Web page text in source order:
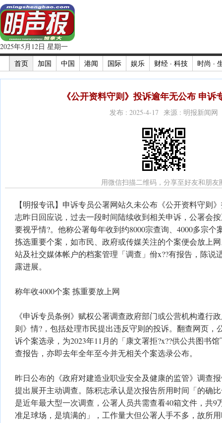
2025年5月12日 星期一
首页
加国 中国 港闻 国际 娱乐 财经 · 科技 时尚 ·
《公开资料守则》投诉逾年无公布 申诉
发布 : 2025-4-17 来源 : 明报新闻网
用微信扫描二维码，分享至好友和朋友
【明报专讯】申诉专员公署网站久未公布《公开资料守则
志昨日回应说，过去一段时间陆续收到相关申诉，公署会
要视乎情?。他称公署每年收到约8000宗查询、4000多宗个
拣选重要个案，如市民、政府或传媒关注的个案便会放上
站及社交媒体帐户的档案管理「调查」佾x??有报告，陈说
露进展。
称年收4000个案 拣重要放上网
《申诉专员条例》赋权公署调查政府部门或公营机构遵行
则》情?，包括处理市民提出违反守则的投诉。翻查网页，
诉个案选录，为2023年11月的「康文署拒?x??供公共图书
查报告，亦即去年全年至今并无相关个案选录公布。
昨日公布的《政府对建造业职业安全及健康的监管》调查
提出展开主动调查。陈积志承认是次报告所用时间「的确
是近年最大型一次调查，公署人员共需查看40箱文件，共9
准足球场，是填满的」，工作量大但公署人手不多，故所